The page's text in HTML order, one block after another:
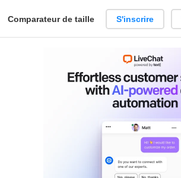
Créer
Comparateur de taille S'inscrire